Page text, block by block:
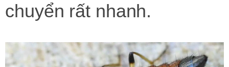
chuyển rất nhanh.